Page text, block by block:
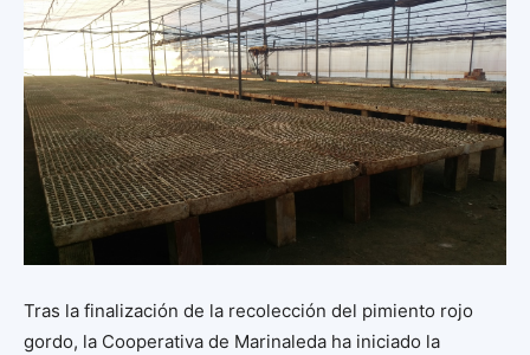
Tras la finalización de la recolección del pimiento rojo
gordo, la Cooperativa de Marinaleda ha iniciado la